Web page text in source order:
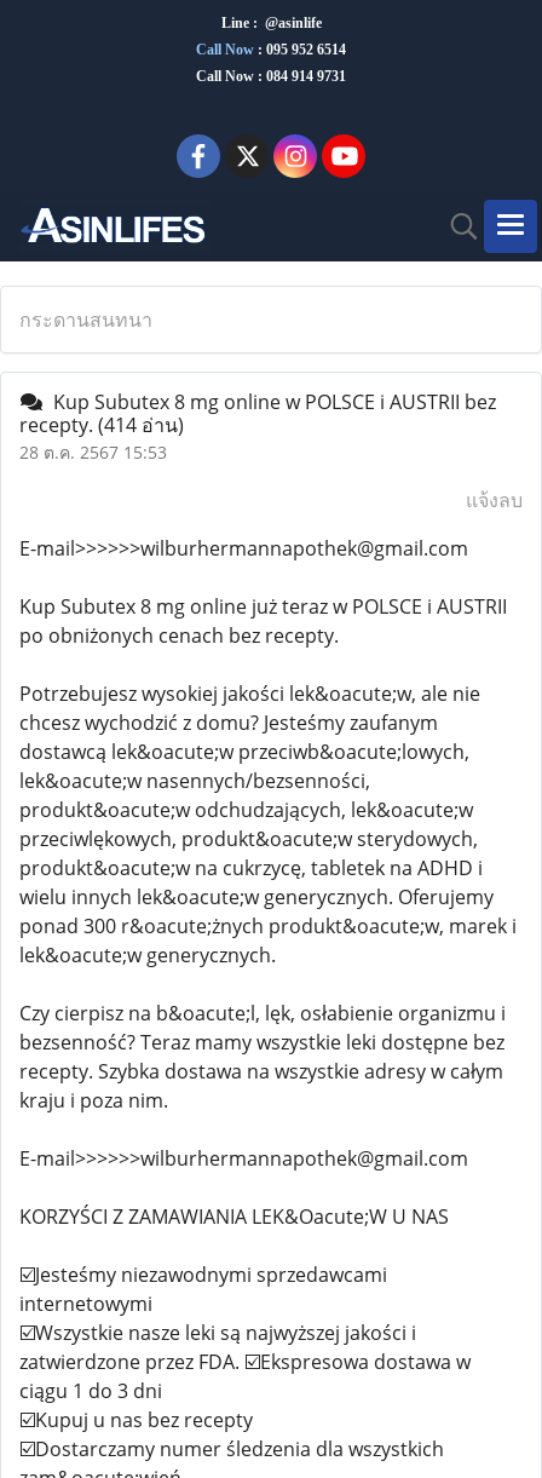
Line : @asinlife
Call Now : 095 952 6514
Call Now : 084 914 9731
กระดานสนทนา
Kup Subutex 8 mg online w POLSCE i AUSTRII bez
recepty. (414 อ่าน)
28 ต.ค. 2567 15:53
แจ้งลบ
E-mail>>>>>>wilburhermannapothek@gmail.com
Kup Subutex 8 mg online już teraz w POLSCE i AUSTRII
po obniżonych cenach bez recepty.
Potrzebujesz wysokiej jakości lek&oacute;w, ale nie
chcesz wychodzić z domu? Jesteśmy zaufanym
dostawcą lek&oacute;w przeciwb&oacute;lowych,
lek&oacute;w nasennych/bezsenności,
produkt&oacute;w odchudzających, lek&oacute;w
przeciwlękowych, produkt&oacute;w sterydowych,
produkt&oacute;w na cukrzycę, tabletek na ADHD i
wielu innych lek&oacute;w generycznych. Oferujemy
ponad 300 r&oacute;żnych produkt&oacute;w, marek i
lek&oacute;w generycznych.
Czy cierpisz na b&oacute;l, lęk, osłabienie organizmu i
bezsenność? Teraz mamy wszystkie leki dostępne bez
recepty. Szybka dostawa na wszystkie adresy w całym
kraju i poza nim.
E-mail>>>>>>wilburhermannapothek@gmail.com
KORZYŚCI Z ZAMAWIANIA LEK&Oacute;W U NAS
☑️Jesteśmy niezawodnymi sprzedawcami
internetowymi
☑️Wszystkie nasze leki są najwyższej jakości i
zatwierdzone przez FDA. ☑️Ekspresowa dostawa w
ciągu 1 do 3 dni
☑️Kupuj u nas bez recepty
☑️Dostarczamy numer śledzenia dla wszystkich